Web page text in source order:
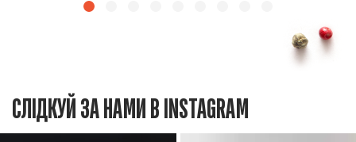
СЛІДКУЙ ЗА НАМИ В INSTAGRAM